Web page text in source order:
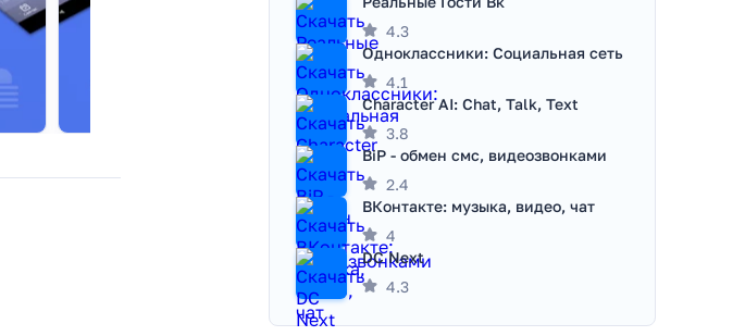
4.3
Одноклассники: Социальная сеть
4.1
Character AI: Chat, Talk, Text
3.8
BiP - обмен смс, видеозвонками
2.4
ВКонтакте: музыка, видео, чат
4
DC Next
4.3